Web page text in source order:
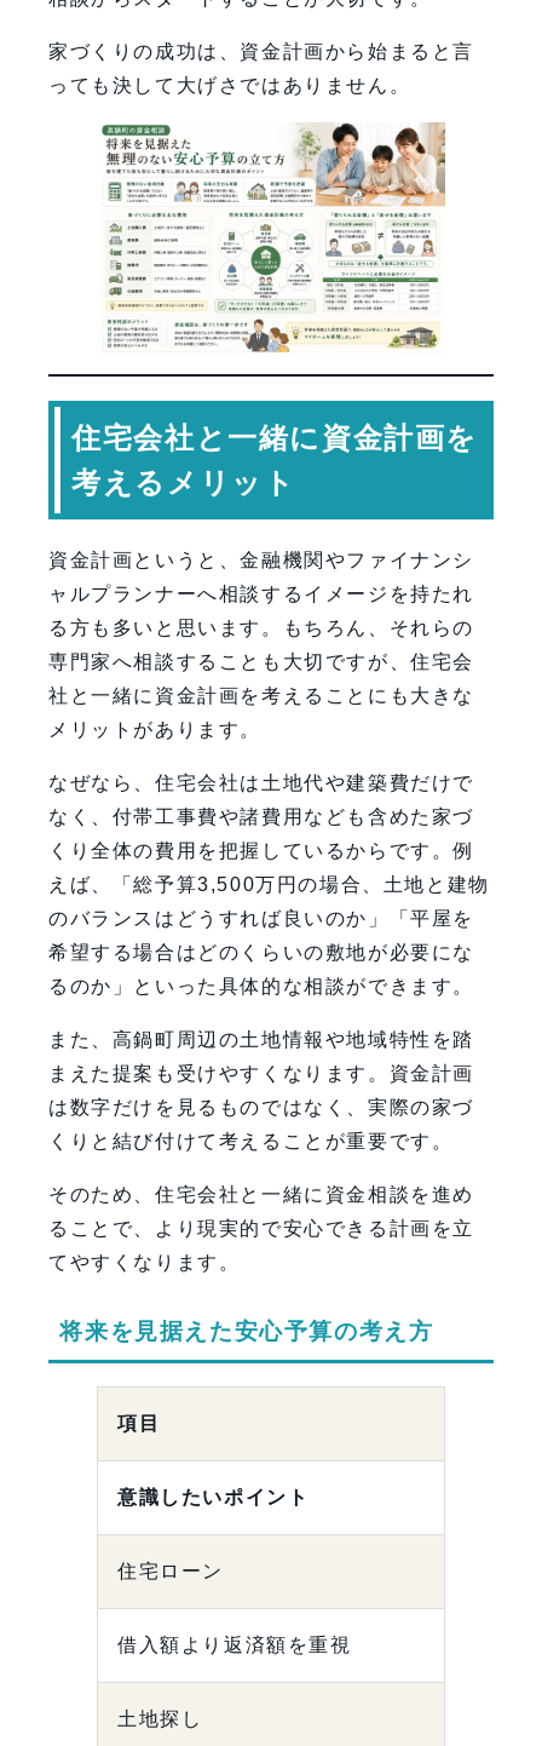
家づくりの成功は、資金計画から始まると言
っても決して大げさではありません。
住宅会社と一緒に資金計画を
考えるメリット
資金計画というと、金融機関やファイナンシ
ャルプランナーへ相談するイメージを持たれ
る方も多いと思います。もちろん、それらの
専門家へ相談することも大切ですが、住宅会
社と一緒に資金計画を考えることにも大きな
メリットがあります。
なぜなら、住宅会社は土地代や建築費だけで
なく、付帯工事費や諸費用なども含めた家づ
くり全体の費用を把握しているからです。例
えば、「総予算3,500万円の場合、土地と建物
のバランスはどうすれば良いのか」「平屋を
希望する場合はどのくらいの敷地が必要にな
るのか」といった具体的な相談ができます。
また、高鍋町周辺の土地情報や地域特性を踏
まえた提案も受けやすくなります。資金計画
は数字だけを見るものではなく、実際の家づ
くりと結び付けて考えることが重要です。
そのため、住宅会社と一緒に資金相談を進め
ることで、より現実的で安心できる計画を立
てやすくなります。
将来を見据えた安心予算の考え方
項目
意識したいポイント
住宅ローン
借入額より返済額を重視
土地探し